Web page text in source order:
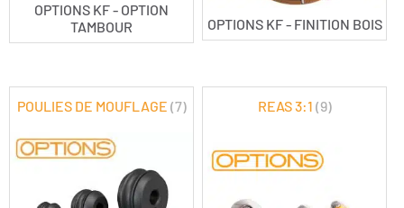
OPTIONS KF - OPTION
TAMBOUR
OPTIONS KF - FINITION BOIS
POULIES DE MOUFLAGE (7) REAS 3:1 (9)